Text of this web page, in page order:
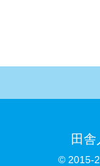
田
© 2015-